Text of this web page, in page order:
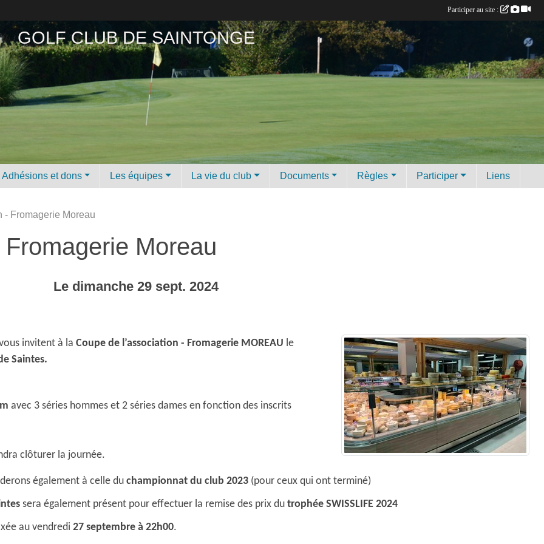
GOLF CLUB DE SAINTONGE
Adhésions et dons Les équipes La vie du club Documents Règles Participer Liens
- Fromagerie Moreau
Moreau
Le dimanche 29 sept. 2024
invitent à la Coupe de l’association - Fromagerie MOREAU le
Saintes.
avec 3 séries hommes et 2 séries dames en fonction des inscrits
clôturer la journée.
également à celle du championnat du club 2023 (pour ceux qui ont terminé)
sera également présent pour effectuer la remise des prix du trophée SWISSLIFE 2024
au vendredi 27 septembre à 22h00.
Participer au site :